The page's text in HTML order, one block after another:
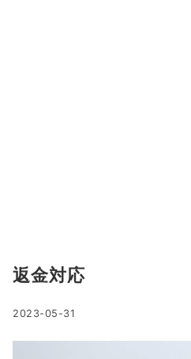
返金対応
2023-05-31